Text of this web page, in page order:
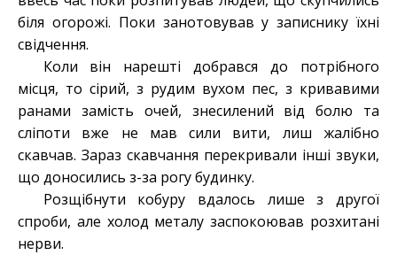
біля огорожі. Поки занотовував у записнику їхні
свідчення.
Коли він нарешті добрався до потрібного
місця, то сірий, з рудим вухом пес, з кривавими
ранами замість очей, знесилений від болю та
сліпоти вже не мав сили вити, лиш жалібно
скавчав. Зараз скавчання перекривали інші звуки,
що доносились з-за рогу будинку.
Розщібнути кобуру вдалось лише з другої
спроби, але холод металу заспокоював розхитані
нерви.